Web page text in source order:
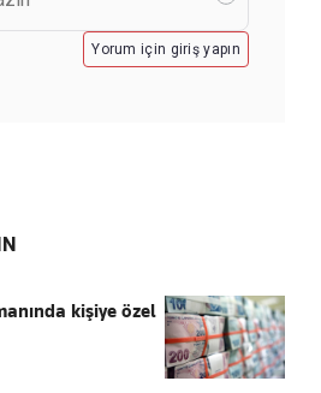
Yorum için giriş yapın
kişiye özel